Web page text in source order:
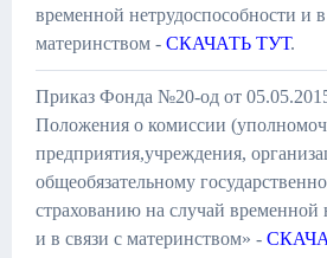
временной нетрудоспособности и в
материнством - СКАЧАТЬ ТУТ.
Приказ Фонда №20-од от
Положения о комиссии
предприятия,учреждения,
общеобязательному
страхованию на случай временной
и в связи с материнством» -